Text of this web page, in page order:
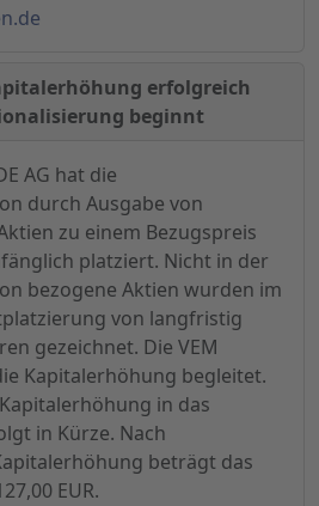
erfolgreich
beginnt
AG hat die
durch Ausgabe von
zu einem Bezugspreis
platziert. Nicht in der
bezogene Aktien wurden im
von langfristig
gezeichnet. Die VEM
Kapitalerhöhung begleitet.
in das
in Kürze. Nach
beträgt das
EUR.